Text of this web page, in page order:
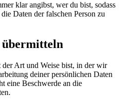
klar angibst, wer du bist, sodass
Daten der falschen Person zu
übermitteln
Art und Weise bist, in der wir
deiner persönlichen Daten
eine Beschwerde an die